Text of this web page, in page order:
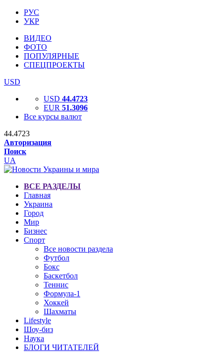
РУС
УКР
ВИДЕО
ФОТО
ПОПУЛЯРНЫЕ
СПЕЦПРОЕКТЫ
USD
USD 44.4723
EUR 51.3096
Все курсы валют
44.4723
Авторизация
Поиск
UA
ВСЕ РАЗДЕЛЫ
Главная
Украина
Город
Мир
Бизнес
Спорт
Все новости раздела
Футбол
Бокс
Баскетбол
Теннис
Формула-1
Хоккей
Шахматы
Lifestyle
Шоу-биз
Наука
БЛОГИ ЧИТАТЕЛЕЙ